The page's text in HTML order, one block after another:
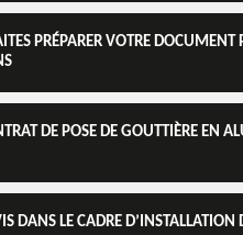
PRÉPARER VOTRE DOCUMENT
DE POSE DE GOUTTIÈRE EN
DANS LE CADRE D’INSTALLATION